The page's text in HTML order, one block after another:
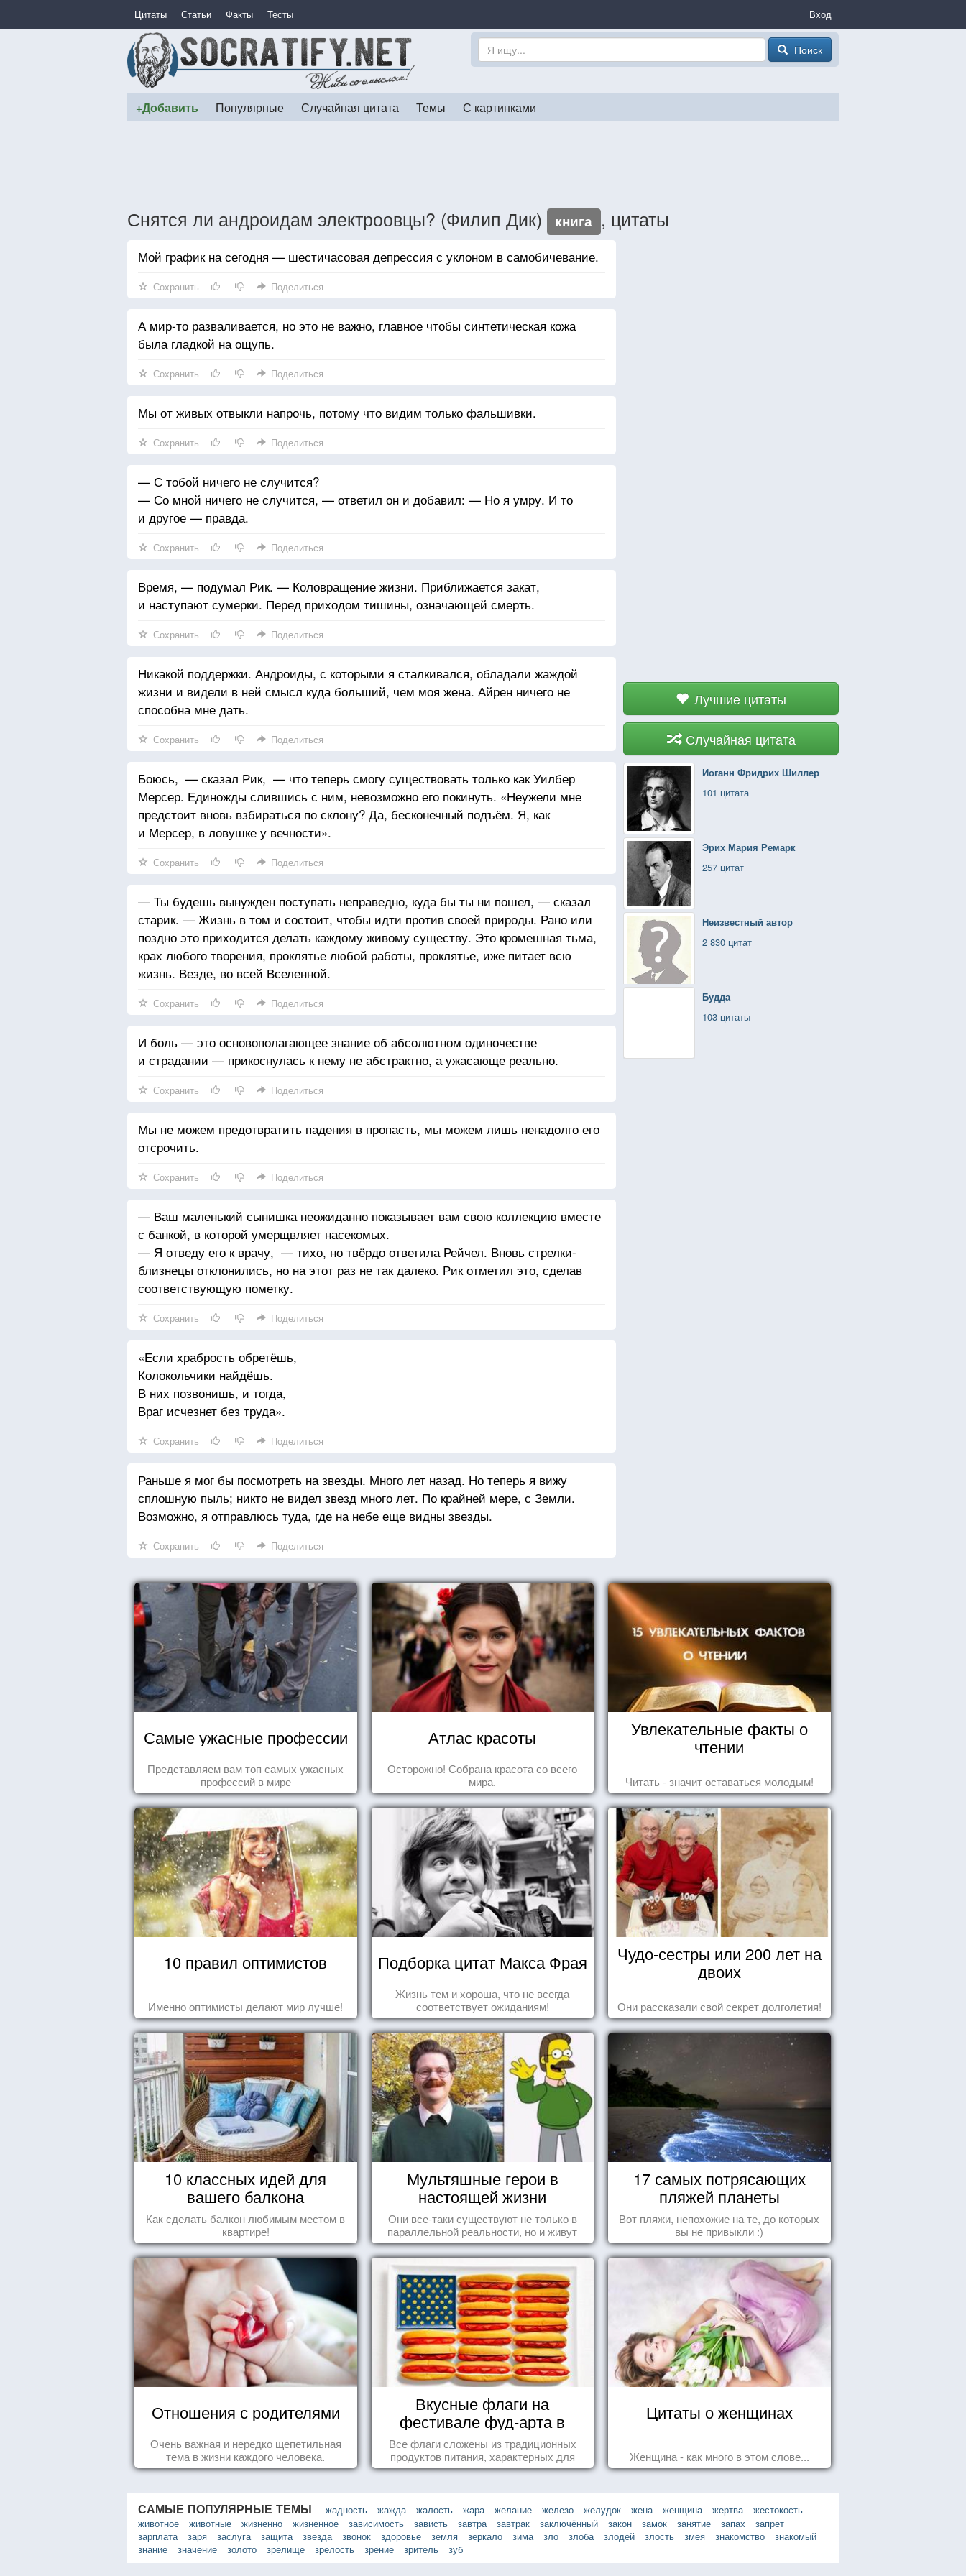
Цитаты Статьи Факты Тесты Вход
Поиск
+Добавить Популярные Случайная цитата Темы С картинками
Снятся ли андроидам электроовцы? (Филип Дик) книга , цитаты
Лучшие цитаты
Случайная цитата
Иоганн Фридрих Шиллер
101 цитата
Эрих Мария Ремарк
257 цитат
Неизвестный автор
2 830 цитат
Будда
103 цитаты
Мой график на сегодня — шестичасовая депрессия с уклоном в самобичевание.
Сохранить Поделиться
А мир-то разваливается, но это не важно, главное чтобы синтетическая кожа
была гладкой на ощупь.
Сохранить Поделиться
Мы от живых отвыкли напрочь, потому что видим только фальшивки.
Сохранить Поделиться
— С тобой ничего не случится?
— Со мной ничего не случится, — ответил он и добавил: — Но я умру. И то
и другое — правда.
Сохранить Поделиться
Время, — подумал Рик. — Коловращение жизни. Приближается закат,
и наступают сумерки. Перед приходом тишины, означающей смерть.
Сохранить Поделиться
Никакой поддержки. Андроиды, с которыми я сталкивался, обладали жаждой
жизни и видели в ней смысл куда больший, чем моя жена. Айрен ничего не
способна мне дать.
Сохранить Поделиться
Боюсь, — сказал Рик, — что теперь смогу существовать только как Уилбер
Мерсер. Единожды слившись с ним, невозможно его покинуть. «Неужели мне
предстоит вновь взбираться по склону? Да, бесконечный подъём. Я, как
и Мерсер, в ловушке у вечности».
Сохранить Поделиться
— Ты будешь вынужден поступать неправедно, куда бы ты ни пошел, — сказал
старик. — Жизнь в том и состоит, чтобы идти против своей природы. Рано или
поздно это приходится делать каждому живому существу. Это кромешная тьма,
крах любого творения, проклятье любой работы, проклятье, иже питает всю
жизнь. Везде, во всей Вселенной.
Сохранить Поделиться
И боль — это основополагающее знание об абсолютном одиночестве
и страдании — прикоснулась к нему не абстрактно, а ужасающе реально.
Сохранить Поделиться
Мы не можем предотвратить падения в пропасть, мы можем лишь ненадолго его
отсрочить.
Сохранить Поделиться
— Ваш маленький сынишка неожиданно показывает вам свою коллекцию вместе
с банкой, в которой умерщвляет насекомых.
— Я отведу его к врачу, — тихо, но твёрдо ответила Рейчел. Вновь стрелки-
близнецы отклонились, но на этот раз не так далеко. Рик отметил это, сделав
соответствующую пометку.
Сохранить Поделиться
«Если храбрость обретёшь,
Колокольчики найдёшь.
В них позвонишь, и тогда,
Враг исчезнет без труда».
Сохранить Поделиться
Раньше я мог бы посмотреть на звезды. Много лет назад. Но теперь я вижу
сплошную пыль; никто не видел звезд много лет. По крайней мере, с Земли.
Возможно, я отправлюсь туда, где на небе еще видны звезды.
Сохранить Поделиться
Самые ужасные профессии
Представляем вам топ самых ужасных
профессий в мире
Атлас красоты
Осторожно! Собрана красота со всего
мира.
Увлекательные факты о
чтении
Читать - значит оставаться молодым!
10 правил оптимистов
Именно оптимисты делают мир лучше!
Подборка цитат Макса Фрая
Жизнь тем и хороша, что не всегда
соответствует ожиданиям!
Чудо-сестры или 200 лет на
двоих
Они рассказали свой секрет долголетия!
10 классных идей для
вашего балкона
Как сделать балкон любимым местом в
квартире!
Мультяшные герои в
настоящей жизни
Они все-таки существуют не только в
параллельной реальности, но и живут
среди нас с вами.
17 самых потрясающих
пляжей планеты
Вот пляжи, непохожие на те, до которых
вы не привыкли :)
Отношения с родителями
Очень важная и нередко щепетильная
тема в жизни каждого человека.
Вкусные флаги на
фестивале фуд-арта в
Сиднее
Все флаги сложены из традиционных
продуктов питания, характерных для
этих стран.
Цитаты о женщинах
Женщина - как много в этом слове...
САМЫЕ ПОПУЛЯРНЫЕ ТЕМЫ жадность жажда жалость жара желание железо желудок жена женщина жертва
жестокость
животное
животные жизненно жизненное зависимость зависть завтра завтрак заключённый закон замок занятие запах
запрет
зарплата
заря заслуга защита звезда звонок здоровье земля зеркало зима зло злоба злодей злость змея знакомство
знакомый
знание
значение золото зрелище зрелость зрение зритель зуб